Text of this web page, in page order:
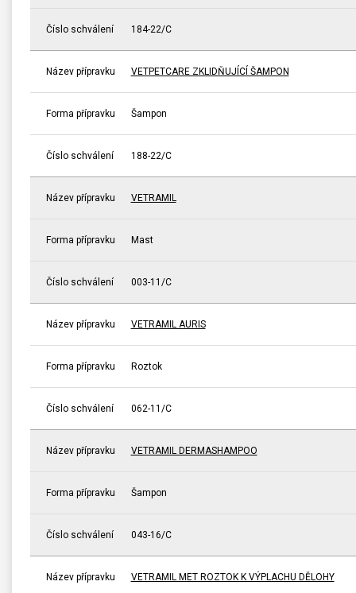
Číslo schválení 184-22/C
Název přípravku VETPETCARE ZKLIDŇUJÍCÍ ŠAMPON
Forma přípravku Šampon
Číslo schválení 188-22/C
Název přípravku VETRAMIL
Forma přípravku Mast
Číslo schválení 003-11/C
Název přípravku VETRAMIL AURIS
Forma přípravku Roztok
Číslo schválení 062-11/C
Název přípravku VETRAMIL DERMASHAMPOO
Forma přípravku Šampon
Číslo schválení 043-16/C
Název přípravku VETRAMIL MET ROZTOK K VÝPLACHU DĚLOHY